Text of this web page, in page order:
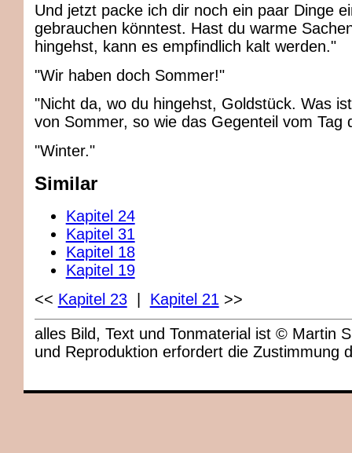
Und jetzt packe ich dir noch ein paar Dinge
gebrauchen könntest. Hast du warme
hingehst, kann es empfindlich kalt werden."
"Wir haben doch Sommer!"
"Nicht da, wo du hingehst, Goldstück. Was
von Sommer, so wie das Gegenteil vom Tag
"Winter."
Similar
Kapitel 24
Kapitel 31
Kapitel 18
Kapitel 19
<< Kapitel 23| Kapitel 21 >>
alles Bild, Text und Tonmaterial ist © Martin
und Reproduktion erfordert die Zustimmung